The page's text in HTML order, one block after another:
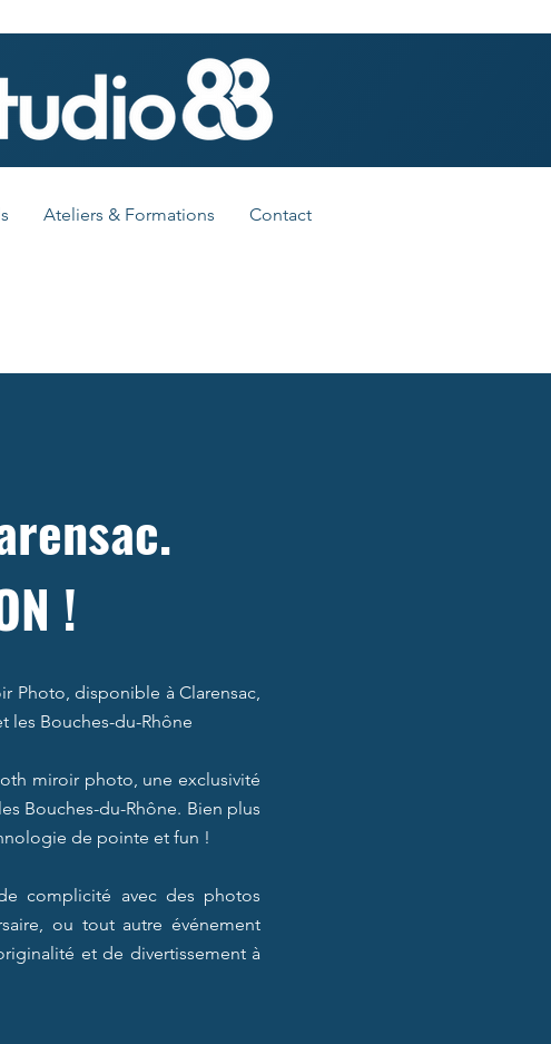
Ateliers & Formations Contact
!
Photo, disponible à Clarensac,
les Bouches-du-Rhône
miroir photo, une exclusivité
Bouches-du-Rhône. Bien plus
de pointe et fun !
complicité avec des photos
ou tout autre événement
et de divertissement à